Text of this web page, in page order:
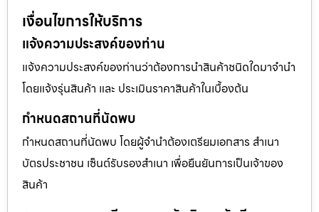
เงื่อนไขการให้บริการ
แจ้งความประสงค์ของท่าน
แจ้งความประสงค์ของท่านว่าต้องการนำสินค้าชนิดใดมาจำนำ
โดยแจ้งรุ่นสินค้า และ ประเมินราคาสินค้าในเบื้องต้น
กำหนดสถานที่นัดพบ
กำหนดสถานที่นัดพบ โดยผู้จำนำต้องเตรียมเอกสาร สำเนา
บัตรประชาชน เซ็นต์รับรองสำเนา เพื่อยืนยันการเป็นเจ้าของ
สินค้า